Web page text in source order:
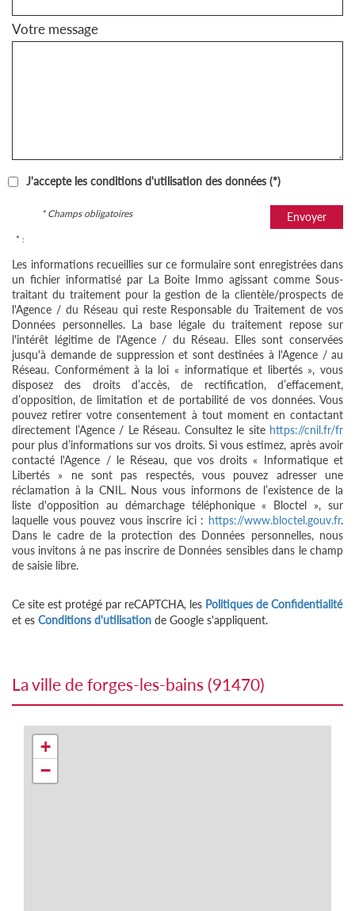
Votre message
J'accepte les conditions d'utilisation des données (*)
Envoyer
* Champs obligatoires
* :
Les informations recueillies sur ce formulaire sont enregistrées dans
un fichier informatisé par La Boite Immo agissant comme Sous-
traitant du traitement pour la gestion de la clientèle/prospects de
l'Agence / du Réseau qui reste Responsable du Traitement de vos
Données personnelles. La base légale du traitement repose sur
l'intérêt légitime de l'Agence / du Réseau. Elles sont conservées
jusqu'à demande de suppression et sont destinées à l'Agence / au
Réseau. Conformément à la loi « informatique et libertés », vous
disposez des droits d’accès, de rectification, d’effacement,
d’opposition, de limitation et de portabilité de vos données. Vous
pouvez retirer votre consentement à tout moment en contactant
directement l’Agence / Le Réseau. Consultez le site https://cnil.fr/fr
pour plus d’informations sur vos droits. Si vous estimez, après avoir
contacté l'Agence / le Réseau, que vos droits « Informatique et
Libertés » ne sont pas respectés, vous pouvez adresser une
réclamation à la CNIL. Nous vous informons de l’existence de la
liste d'opposition au démarchage téléphonique « Bloctel », sur
laquelle vous pouvez vous inscrire ici : https://www.bloctel.gouv.fr.
Dans le cadre de la protection des Données personnelles, nous
vous invitons à ne pas inscrire de Données sensibles dans le champ
de saisie libre.
Ce site est protégé par reCAPTCHA, les Politiques de Confidentialité
et es Conditions d'utilisation de Google s'appliquent.
la ville de forges-les-bains (91470)
+
−